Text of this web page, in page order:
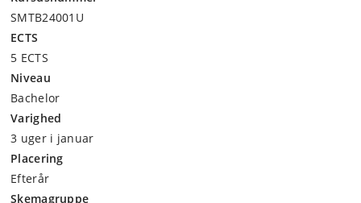
SMTB24001U
ECTS
5 ECTS
Niveau
Bachelor
Varighed
3 uger i januar
Placering
Efterår
Skemagruppe